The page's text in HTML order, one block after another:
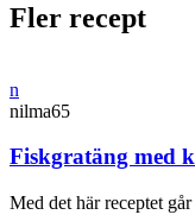
Fler recept
n
nilma65
Fiskgratäng med
Med det här receptet